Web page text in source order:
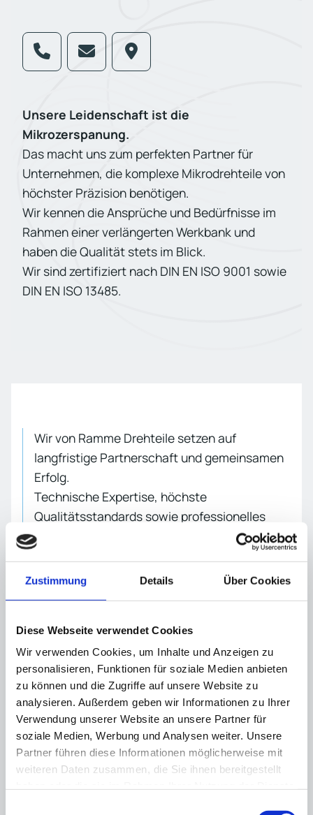
Zustimmung Details Über Cookies
Diese Webseite verwendet Cookies
Wir verwenden Cookies, um Inhalte und Anzeigen zu
personalisieren, Funktionen für soziale Medien anbieten
zu können und die Zugriffe auf unsere Website zu
analysieren. Außerdem geben wir Informationen zu Ihrer
Verwendung unserer Website an unsere Partner für
soziale Medien, Werbung und Analysen weiter. Unsere
Partner führen diese Informationen möglicherweise mit
weiteren Daten zusammen, die Sie ihnen bereitgestellt
Unsere Leidenschaft ist die
Mikrozerspanung.
Das macht uns zum perfekten Partner für
Unternehmen, die komplexe Mikrodrehteile von
höchster Präzision benötigen.
Wir kennen die Ansprüche und Bedürfnisse im
Rahmen einer verlängerten Werkbank und
haben die Qualität stets im Blick.
Wir sind zertifiziert nach DIN EN ISO 9001 sowie
DIN EN ISO 13485.
Wir von Ramme Drehteile setzen auf
langfristige Partnerschaft und gemeinsamen
Erfolg.
Technische Expertise, höchste
Qualitätsstandards sowie professionelles
Projektmanagement sind die Grundlagen
Gerne möchten wir Sie kennenlernen und
KONTAKT AUFNEHMEN